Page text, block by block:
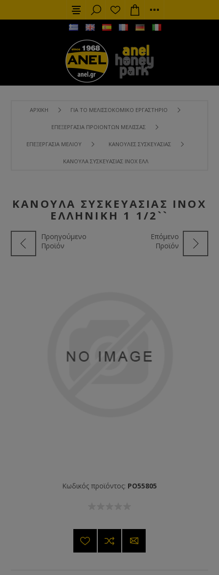
ΑΡΧΙΚΉ ΓΙΑ ΤΟ ΜΕΛΙΣΣΟΚΟΜΙΚΌ ΕΡΓΑΣΤΉΡΙΟ
ΕΠΕΞΕΡΓΑΣΊΑ ΠΡΟΙΌΝΤΩΝ ΜΈΛΙΣΣΑΣ
ΕΠΕΞΕΡΓΑΣΊΑ ΜΕΛΙΟΎ ΚΆΝΟΥΛΕΣ ΣΥΣΚΕΥΑΣΊΑΣ
ΚΆΝΟΥΛΑ ΣΥΣΚΕΥΑΣΊΑΣ ΙΝΟΧ ΕΛΛΗΝΙΚΗ 1 1/2``
ΚΆΝΟΥΛΑ ΣΥΣΚΕΥΑΣΊΑΣ ΙΝΟΧ
ΕΛΛΗΝΙΚΗ 1 1/2``
Προηγούμενο
Προϊόν
Επόμενο
Προϊόν
Κωδικός προϊόντος: PO55805